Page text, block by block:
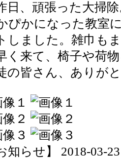
、頑張った大掃
ぴかになった教室
しました。雑巾も
来て、椅子や荷
の皆さん、ありが
知らせ】 2018-03-